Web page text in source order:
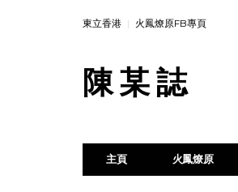
東立香港 火鳳燎原FB專頁
陳 某 誌
主頁 火鳳燎原